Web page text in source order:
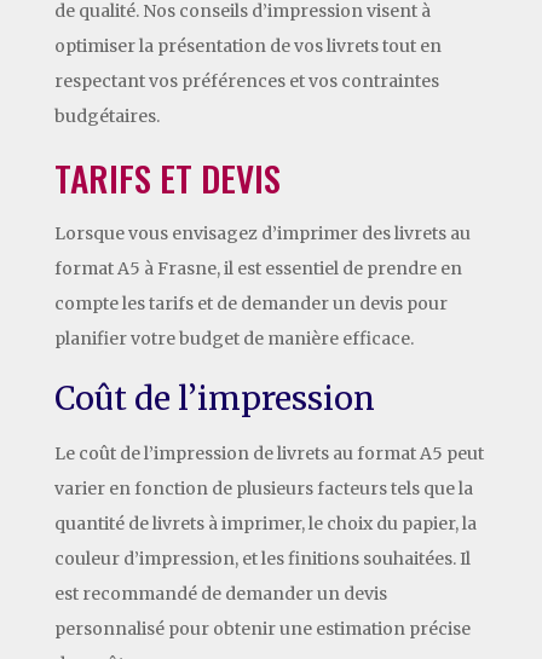
de qualité. Nos conseils d’impression visent à
optimiser la présentation de vos livrets tout en
respectant vos préférences et vos contraintes
budgétaires.
TARIFS ET DEVIS
Lorsque vous envisagez d’imprimer des livrets au
format A5 à Frasne, il est essentiel de prendre en
compte les tarifs et de demander un devis pour
planifier votre budget de manière efficace.
Coût de l’impression
Le coût de l’impression de livrets au format A5 peut
varier en fonction de plusieurs facteurs tels que la
quantité de livrets à imprimer, le choix du papier, la
couleur d’impression, et les finitions souhaitées. Il
est recommandé de demander un devis
personnalisé pour obtenir une estimation précise